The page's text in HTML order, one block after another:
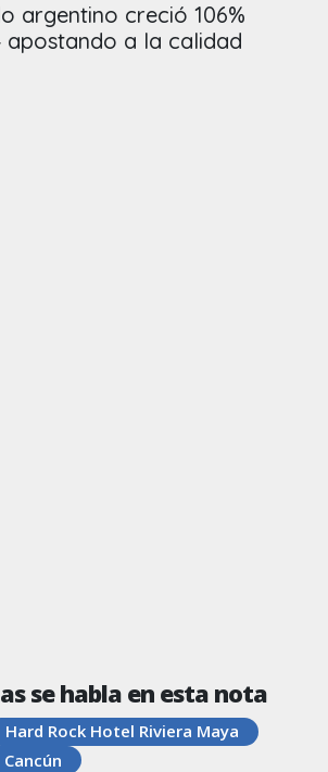
argentino creció 106%
apostando a la calidad
se habla en esta nota
Hard Rock Hotel Riviera Maya